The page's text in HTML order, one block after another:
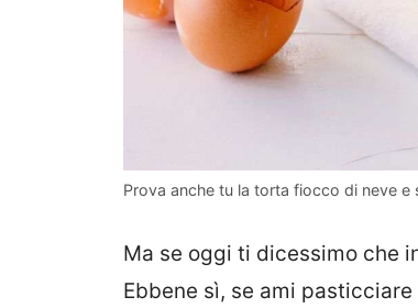
Prova anche tu la torta fiocco di neve e
Ma se oggi ti dicessimo che
Ebbene sì, se ami